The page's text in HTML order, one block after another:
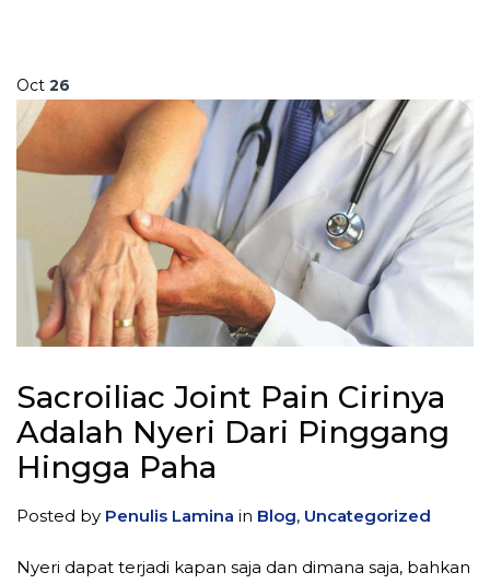
Oct 26
Sacroiliac Joint Pain Cirinya
Adalah Nyeri Dari Pinggang
Hingga Paha
Posted by Penulis Lamina in Blog, Uncategorized
Nyeri dapat terjadi kapan saja dan dimana saja, bahkan